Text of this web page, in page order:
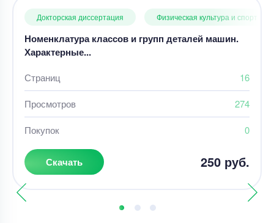
Докторская диссертация Физическая культура и спорт
Номенклатура классов и групп деталей машин.
Характерные...
Страниц 16
Просмотров 274
Покупок 0
Скачать 250 руб.